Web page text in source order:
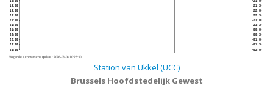
19:00
19:30
20:00
20:30
21:00
21:30
22:00
22:30
23:00
23:30
21:30
22:00
22:30
23:00
23:30
00:00
00:30
01:00
01:30
02:00
Volgende automatische update : 2026-08-08 10:25:40
Station van Ukkel (UCC)
Brussels Hoofdstedelijk Gewest